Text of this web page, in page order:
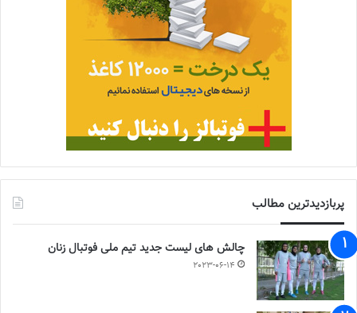
پربازدیدترین مطالب
چالش هاى ليست جدید تيم ملى فوتبال زنان
2023-06-14